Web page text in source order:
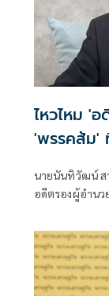
ไหวไหม '
'พรรคส้ม'
นายนันทิวัฒน์ ส
อดีตรองผู้อำนว